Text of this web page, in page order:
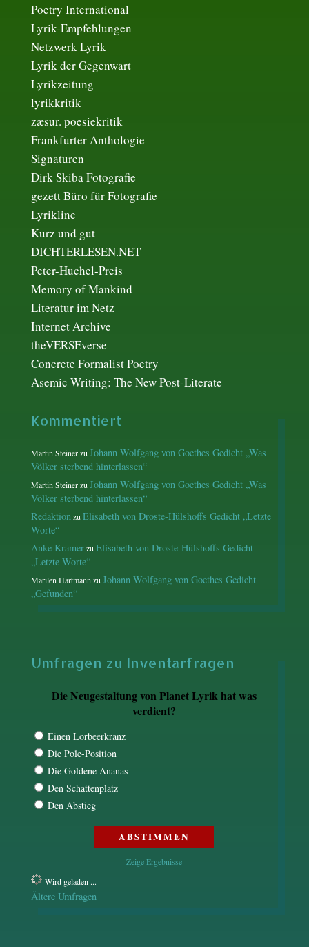
Poetry International
Lyrik-Empfehlungen
Netzwerk Lyrik
Lyrik der Gegenwart
Lyrikzeitung
lyrikkritik
zæsur. poesiekritik
Frankfurter Anthologie
Signaturen
Dirk Skiba Fotografie
gezett Büro für Fotografie
Lyrikline
Kurz und gut
DICHTERLESEN.NET
Peter-Huchel-Preis
Memory of Mankind
Literatur im Netz
Internet Archive
theVERSEverse
Concrete Formalist Poetry
Asemic Writing: The New Post-Literate
Kommentiert
Martin SteinerzuJohann Wolfgang von Goethes Gedicht „Was
Völker sterbend hinterlassen“
Martin SteinerzuJohann Wolfgang von Goethes Gedicht „Was
Völker sterbend hinterlassen“
RedaktionzuElisabeth von Droste-Hülshoffs Gedicht „Letzte
Worte“
Anke KramerzuElisabeth von Droste-Hülshoffs Gedicht
„Letzte Worte“
Marilen HartmannzuJohann Wolfgang von Goethes Gedicht
„Gefunden“
Umfragen zu Inventarfragen
Die Neugestaltung von Planet Lyrik hat was
verdient?
Einen Lorbeerkranz
Die Pole-Position
Die Goldene Ananas
Den Schattenplatz
Den Abstieg
Zeige Ergebnisse
Wird geladen ...
Ältere Umfragen